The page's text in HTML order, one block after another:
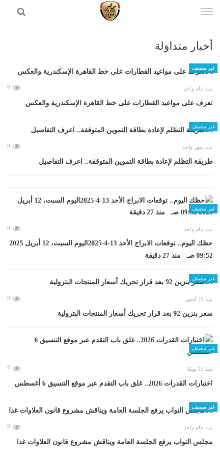
الى
أخبار متداوَلة
غير مصنف
منذ عام واحد 0
تعرف على مواعيد القطارات على خط القاهرة الإسكندرية والعكس
غير مصنف
منذ شهر واحد 0
طريقة التظلم لإعادة بطاقة التموين المتوقفة.. اعرف التفاصيل
غير مصنف
منذ عام واحد 0
حظك اليوم.. توقعات الابراج الأحد 13-4-2025اليوم السبت، 12 أبريل 2025
09:52 صـ منذ 27 دقيقة
غير مصنف
منذ 10 أشهر 0
سعر بنزين 92 بعد قرار تحريك أسعار المنتجات البترولية
غير مصنف
منذ 13 يومًا 0
اختبارات القدرات 2026.. غلق باب التقدم عبر موقع التنسيق 6 أغسطس
غير مصنف
منذ عام واحد 0
مجلس النواب يرفع الجلسة العامة ويناقش مشروع قانون العلاوات غدا